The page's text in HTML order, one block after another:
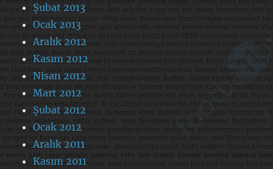
Şubat 2013
Ocak 2013
Aralık 2012
Kasım 2012
Nisan 2012
Mart 2012
Şubat 2012
Ocak 2012
Aralık 2011
Kasım 2011